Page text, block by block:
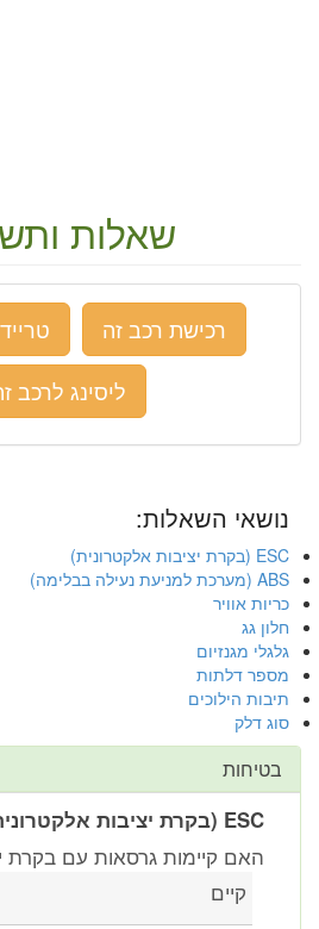
שאלות
רכישת רכב זה
ליסינג לרכב
נושאי השאלות:
ESC (בקרת יציבות אלקטרונית)
ABS (מערכת למניעת נעילה בבלימה)
כריות אוויר
חלון גג
גלגלי מגנזיום
מספר דלתות
תיבות הילוכים
סוג דלק
בטיחות
ESC (בקרת יציבות אלקטרונית)
האם קיימות גרסאות עם בקרת
קיים